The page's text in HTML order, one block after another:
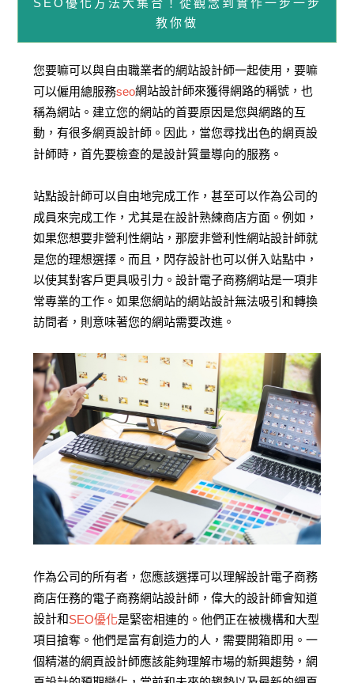
SEO優化方法大集合！從觀念到實作一步一步
教你做
您要嘛可以與自由職業者的網站設計師一起使用，要嘛
可以僱用總服務seo網站設計師來獲得網路的稱號，也
稱為網站。建立您的網站的首要原因是您與網路的互
動，有很多網頁設計師。因此，當您尋找出色的網頁設
計師時，首先要檢查的是設計質量導向的服務。
站點設計師可以自由地完成工作，甚至可以作為公司的
成員來完成工作，尤其是在設計熟練商店方面。例如，
如果您想要非營利性網站，那麼非營利性網站設計師就
是您的理想選擇。而且，閃存設計也可以併入站點中，
以使其對客戶更具吸引力。設計電子商務網站是一項非
常專業的工作。如果您網站的網站設計無法吸引和轉換
訪問者，則意味著您的網站需要改進。
作為公司的所有者，您應該選擇可以理解設計電子商務
商店任務的電子商務網站設計師，偉大的設計師會知道
設計和SEO優化是緊密相連的。他們正在被機構和大型
項目搶奪。他們是富有創造力的人，需要開箱即用。一
個精湛的網頁設計師應該能夠理解市場的新興趨勢，網